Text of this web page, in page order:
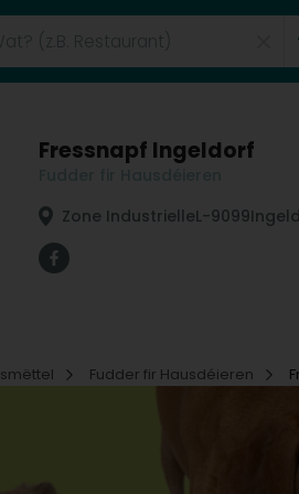
Fressnapf Ingeldorf
Zone IndustrielleL-9099
Fudder fir Hausdéieren